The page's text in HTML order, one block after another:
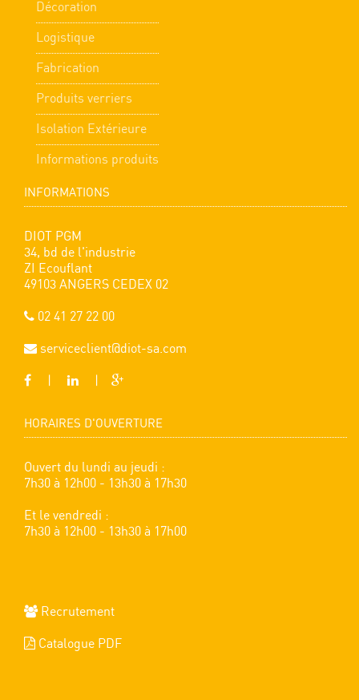
Décoration
Logistique
Fabrication
Produits verriers
Isolation Extérieure
Informations produits
INFORMATIONS
DIOT PGM
34, bd de l'industrie
ZI Ecouflant
49103 ANGERS CEDEX 02
02 41 27 22 00
serviceclient@diot-sa.com
HORAIRES D'OUVERTURE
Ouvert du lundi au jeudi :
7h30 à 12h00 - 13h30 à 17h30
Et le vendredi :
7h30 à 12h00 - 13h30 à 17h00
Recrutement
Catalogue PDF